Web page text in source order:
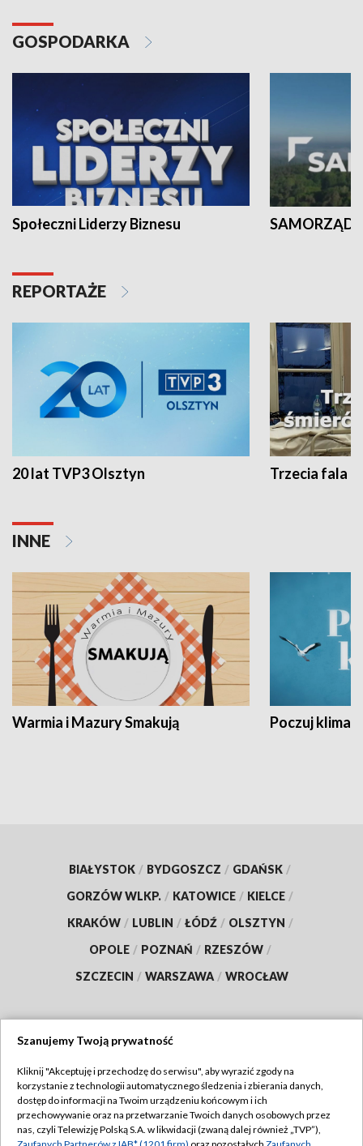
GOSPODARKA
Społeczni Liderzy Biznesu SAMORZĄD
REPORTAŻE
20 lat TVP3 Olsztyn Trzecia fala -
INNE
Warmia i Mazury Smakują Poczuj klimat
BIAŁYSTOK / BYDGOSZCZ / GDAŃSK /
GORZÓW WLKP. / KATOWICE / KIELCE /
KRAKÓW / LUBLIN / ŁÓDŹ / OLSZTYN /
OPOLE / POZNAŃ / RZESZÓW /
SZCZECIN / WARSZAWA / WROCŁAW
TVP
Abonament TVP
Emisja w TVP
Regulamin TVP
Szanujemy Twoją prywatność
Kliknij "Akceptuję i przechodzę do serwisu", aby wyrazić zgody na
korzystanie z technologii automatycznego śledzenia i zbierania danych,
dostęp do informacji na Twoim urządzeniu końcowym i ich
przechowywanie oraz na przetwarzanie Twoich danych osobowych przez
nas, czyli Telewizję Polską S.A. w likwidacji (zwaną dalej również „TVP”),